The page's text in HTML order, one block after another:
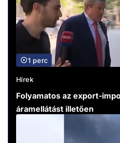
1 perc
Hírek
Folyamatos az export-
áramellátást illetően